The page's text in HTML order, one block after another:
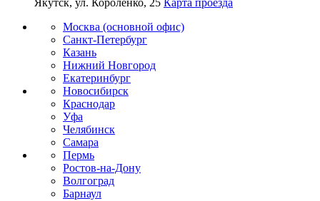
Якутск, ул. Короленко, 25 Карта проезда
Москва (основной офис)
Санкт-Петербург
Казань
Нижний Новгород
Екатеринбург
Новосибирск
Краснодар
Уфа
Челябинск
Самара
Пермь
Ростов-на-Дону
Волгоград
Барнаул